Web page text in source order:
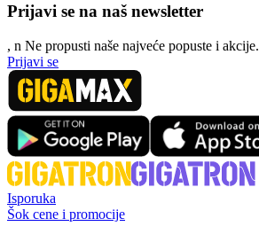
Prijavi se na naš newsletter
, n Ne propusti naše najveće popuste i akcije.
Prijavi se
Isporuka
Šok cene i promocije